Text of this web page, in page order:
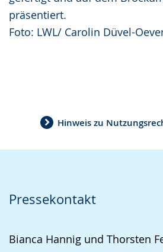
präsentiert.
Foto: LWL/ Carolin Düvel-
Hinweis zu
Pressekontakt
Bianca Hannig und Thorsten